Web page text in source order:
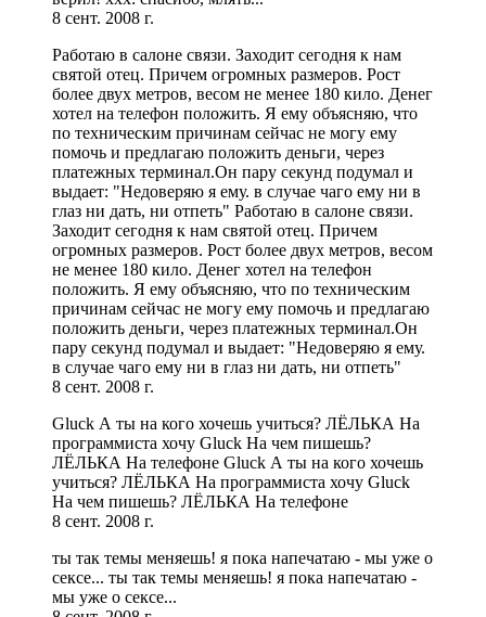
8 сент. 2008 г.
Работаю в салоне связи. Заходит сегодня к нам
святой отец. Причем огромных размеров. Рост
более двух метров, весом не менее 180 кило. Денег
хотел на телефон положить. Я ему объясняю, что
по техническим причинам сейчас не могу ему
помочь и предлагаю положить деньги, через
платежных терминал.Он пару секунд подумал и
выдает: "Недоверяю я ему. в случае чаго ему ни в
глаз ни дать, ни отпеть" Работаю в салоне связи.
Заходит сегодня к нам святой отец. Причем
огромных размеров. Рост более двух метров, весом
не менее 180 кило. Денег хотел на телефон
положить. Я ему объясняю, что по техническим
причинам сейчас не могу ему помочь и предлагаю
положить деньги, через платежных терминал.Он
пару секунд подумал и выдает: "Недоверяю я ему.
в случае чаго ему ни в глаз ни дать, ни отпеть"
8 сент. 2008 г.
Gluck А ты на кого хочешь учиться? ЛЁЛЬКА На
программиста хочу Gluck На чем пишешь?
ЛЁЛЬКА На телефоне Gluck А ты на кого хочешь
учиться? ЛЁЛЬКА На программиста хочу Gluck
На чем пишешь? ЛЁЛЬКА На телефоне
8 сент. 2008 г.
ты так темы меняешь! я пока напечатаю - мы уже о
сексе... ты так темы меняешь! я пока напечатаю -
мы уже о сексе...